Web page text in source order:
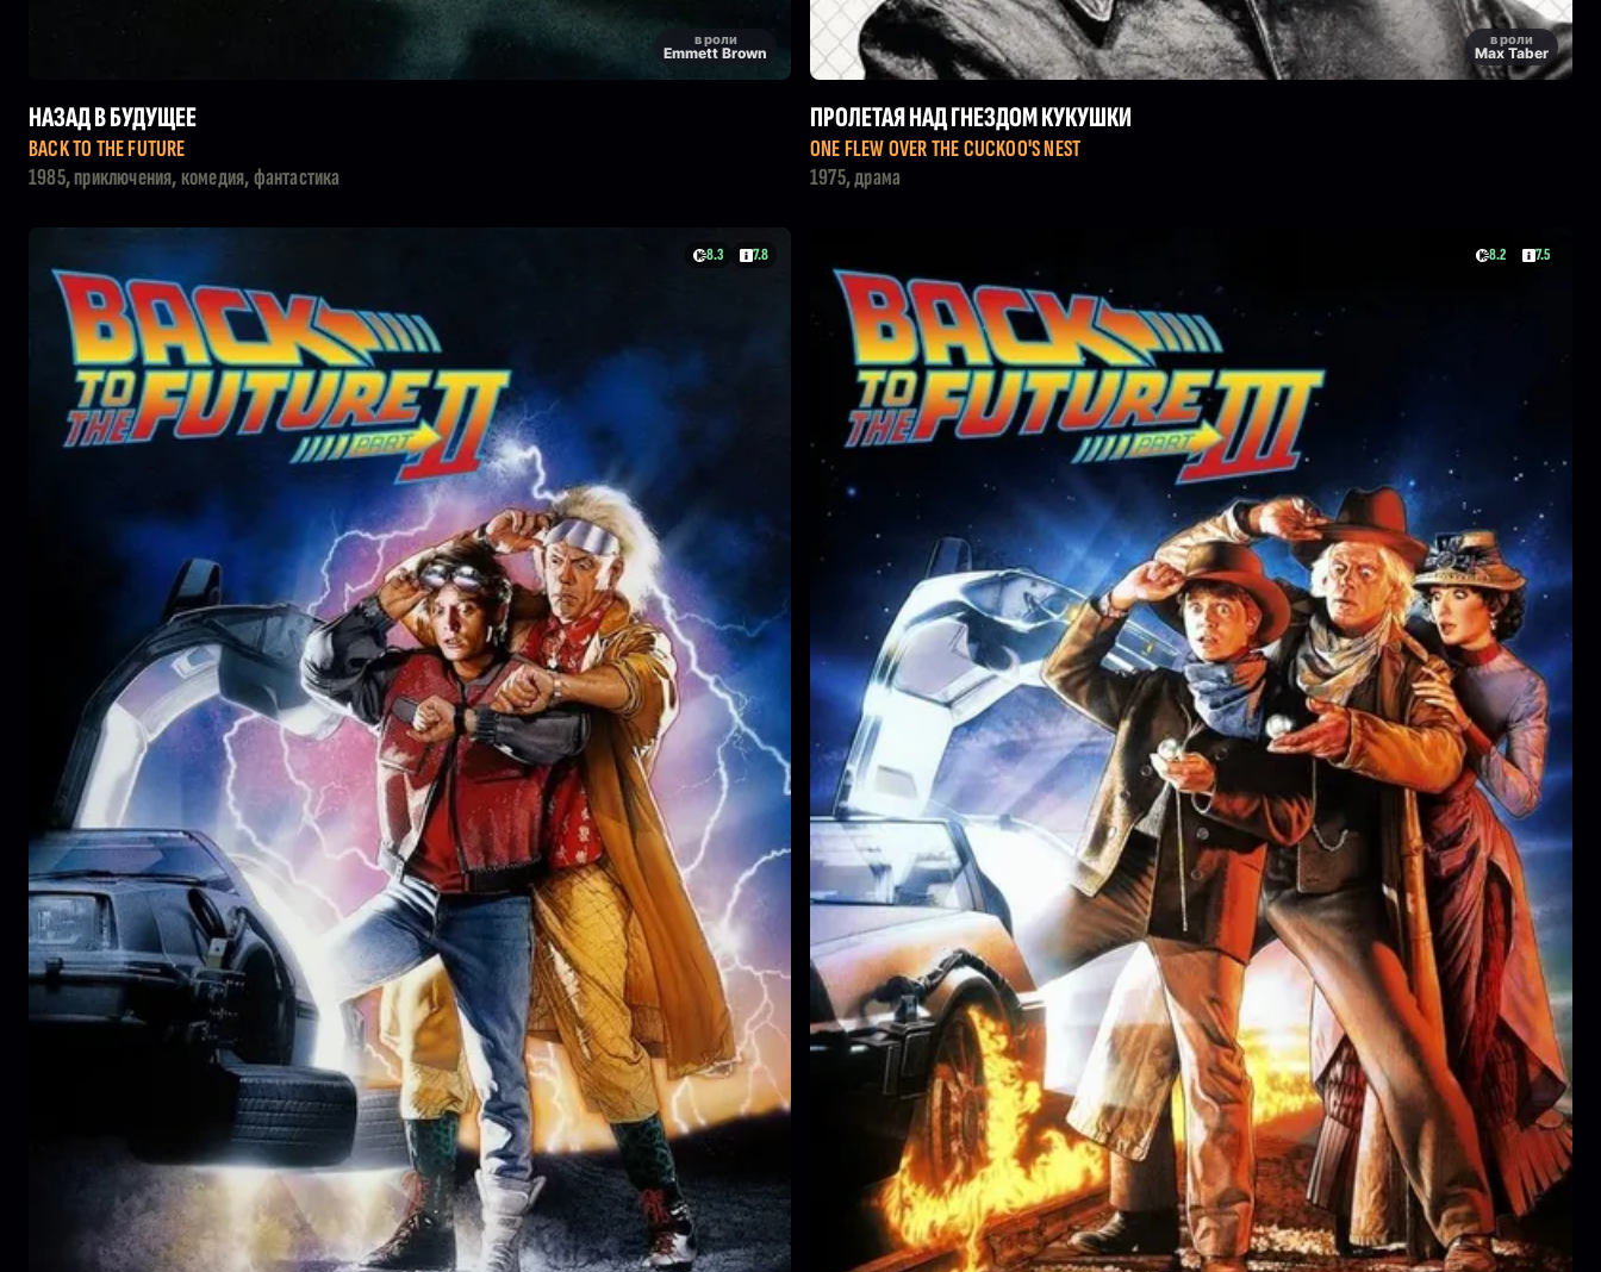
в роли
Emmett Brown
НАЗАД В БУДУЩЕЕ
BACK TO THE FUTURE
1985, приключения, комедия, фантастика
в роли
Max Taber
ПРОЛЕТАЯ НАД ГНЕЗДОМ КУКУШКИ
ONE FLEW OVER THE CUCKOO'S NEST
1975, драма
8.3 7.8 8.2 7.5